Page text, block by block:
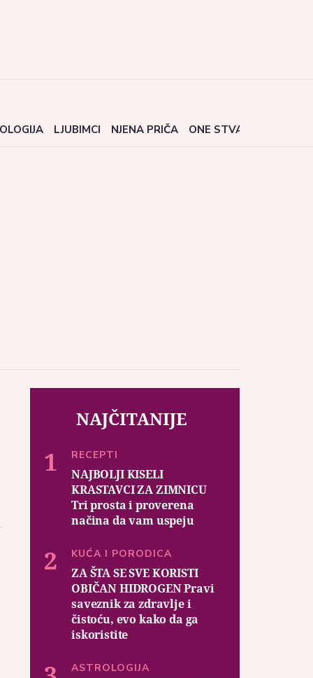
LJUBIMCI NJENA PRIČA ONE STVARI
NAJČITANIJE
RECEPTI
NAJBOLJI KISELI
KRASTAVCI ZA ZIMNICU
Tri prosta i proverena
načina da vam uspeju
KUĆA I PORODICA
ZA ŠTA SE SVE KORISTI
OBIČAN HIDROGEN Pravi
saveznik za zdravlje i
čistoću, evo kako da ga
iskoristite
ASTROLOGIJA